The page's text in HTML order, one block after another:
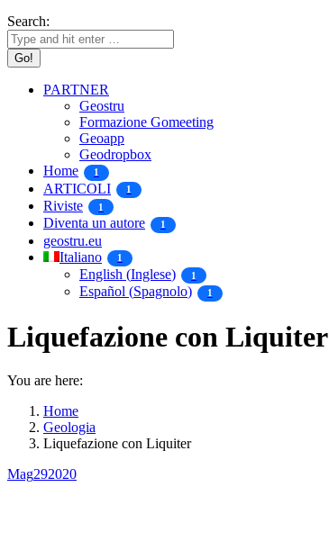
Search:
PARTNER
Geostru
Formazione Gomeeting
Geoapp
Geodropbox
Home
1
ARTICOLI 1
Riviste 1
Diventa un autore 1
geostru.eu
Italiano
1
English (Inglese) 1
Español (Spagnolo) 1
Liquefazione con Liquiter
You are here:
Home
Geologia
Liquefazione con Liquiter
Mag292020